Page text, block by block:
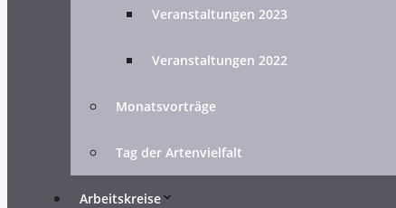
Veranstaltungen 2023
Veranstaltungen 2022
Monatsvorträge
Tag der Artenvielfalt
Arbeitskreise